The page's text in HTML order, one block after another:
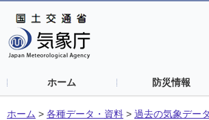
ホーム 防災情報
ホーム > 各種データ・資料 > 過去の気象デー